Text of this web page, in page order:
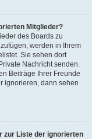
Mitglieder?
des Boards zu
werden in Ihrem
Sie sehen dort
Nachricht senden.
Beiträge Ihrer Freunde
ignorieren, dann sehen
zur Liste der ignorierten